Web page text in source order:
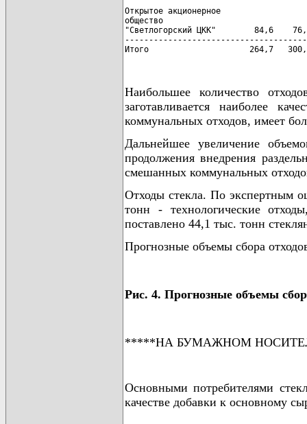
Открытое акционерное
общество
"Светлогорский ЦКК"        84,6
Итого                     264,7   300,2
Наибольшее количество
заготавливается наиболее
коммунальных отходов, имеет
Дальнейшее увеличение
продолжения внедрения
смешанных коммунальных
Отходы стекла. По экспертным
тонн - технологические
поставлено 44,1 тыс. тонн
Прогнозные объемы сбора
Рис. 4. Прогнозные объемы
*****НА БУМАЖНОМ
Основными потребителями
качестве добавки к основному